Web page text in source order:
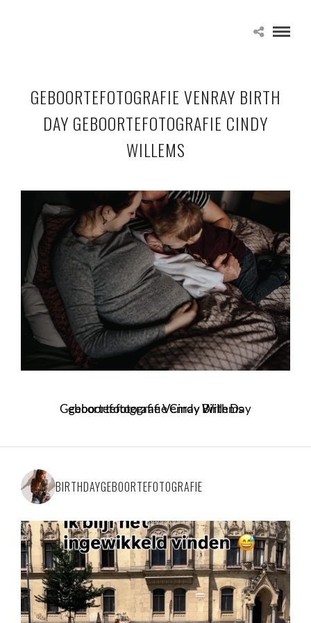
GEBOORTEFOTOGRAFIE VENRAY BIRTH
DAY GEBOORTEFOTOGRAFIE CINDY
WILLEMS
Geboortefotografie Venray Birth Day geboortefotografie Cindy Willems
BIRTHDAYGEBOORTEFOTOGRAFIE